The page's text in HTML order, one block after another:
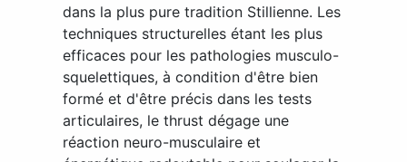
dans la plus pure tradition Stillienne. Les
techniques structurelles étant les plus
efficaces pour les pathologies musculo-
squelettiques, à condition d'être bien
formé et d'être précis dans les tests
articulaires, le thrust dégage une
réaction neuro-musculaire et